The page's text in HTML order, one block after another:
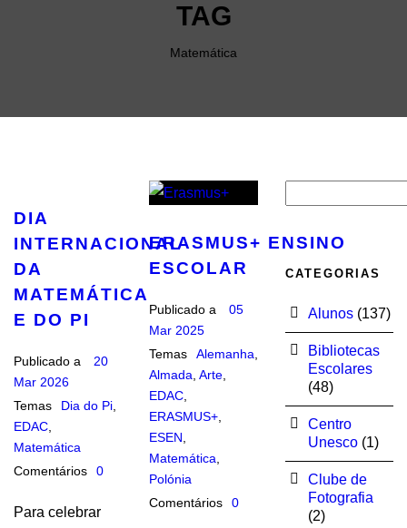
TAG
Matemática
DIA
INTERNACIONAL
DA
MATEMÁTICA
E DO PI
Publicado a
20
Mar 2026
Temas
Dia do Pi,
EDAC,
Matemática
Comentários
0
Para celebrar
ERASMUS+ ENSINO
ESCOLAR
Publicado a
05
Mar 2025
Temas
Alemanha,
Almada, Arte,
EDAC,
ERASMUS+,
ESEN,
Matemática,
Polónia
Comentários
0
CATEGORIAS
Alunos(137)
Bibliotecas
Escolares
(48)
Centro
Unesco(1)
Clube de
Fotografia
(2)